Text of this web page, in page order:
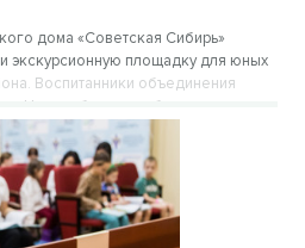
дома «Советская Сибирь»
экскурсионную площадку для юных
Воспитанники объединения
Новосибирск, чтобы получить
«Книга для Темы» и увидеть, как
в старейшем издательстве